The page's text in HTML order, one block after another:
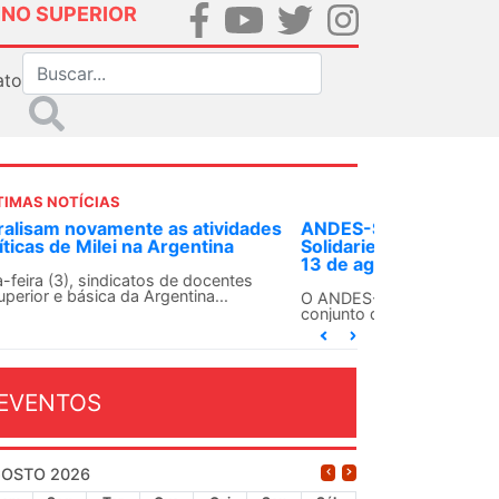
SUPERIOR
NOTÍCIAS
SN convoca docentes para Dia de
Internacionalista com Cuba em
SN conclama suas seções sindicais e o
da categoria docente a construírem, no